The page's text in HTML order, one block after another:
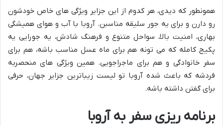
همونطور که دیدی، هر کدوم از این جزایر ویژگی های خاص خودشون
رو دارن و برای یه جور سلیقه مناسبن. آروبا با آب و هوای همیشگی
بهاری، امنیت بالا، سواحل متنوع و فرهنگ شادش، یه جورایی یه
پکیج کامله که می تونه هم برای ماه عسل مناسب باشه، هم برای
سفر خانوادگی و هم برای ماجراجویی. همین ویژگی های منحصربه
فردشه که باعث شده آروبا تو لیست زیباترین جزایر جهان، حرفی
برای گفتن داشته باشه.
برنامه ریزی سفر به آروبا